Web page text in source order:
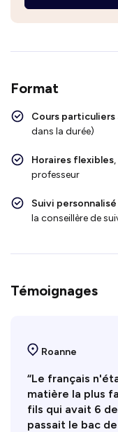
Format
Cours particuliers
dans la durée)
Horaires flexibles
professeur
Suivi
la conseillère de
Témoignages
Roanne
“Le français
matière la plus
fils qui avait 6
passait le bac